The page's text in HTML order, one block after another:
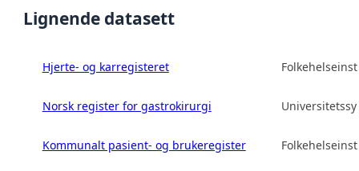
Lignende datasett
Hjerte- og karregisteret
Norsk register for gastrokirurgi
Kommunalt pasient- og brukeregister